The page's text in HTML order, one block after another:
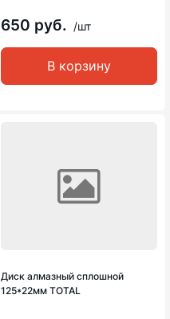
650 руб. /шт
В корзину
Диск алмазный сплошной
125*22мм TOTAL